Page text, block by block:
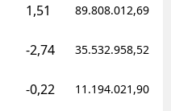
1,51 89.808.012,69
-2,74 35.532.958,52
-0,22 11.194.021,90